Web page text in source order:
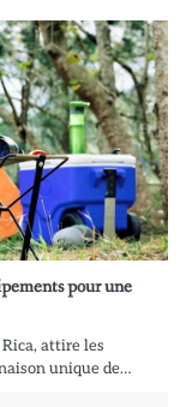
pour une
attire les
unique de…